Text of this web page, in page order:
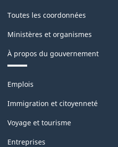
Toutes les coordonnées
Ministères et organismes
À propos du gouvernement
Thèmes
sujets
Emplois
Immigration et citoyenneté
Voyage et tourisme
Entreprises